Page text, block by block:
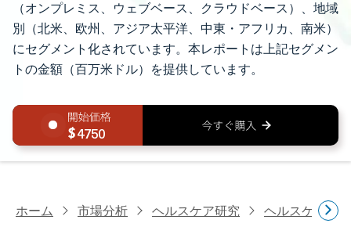
（オンプレミス、ウェブベース、クラウドベース）、地域
別（北米、欧州、アジア太平洋、中東・アフリカ、南米）
にセグメント化されています。本レポートは上記セグメン
トの金額（百万米ドル）を提供しています。
4750
ホーム 市場分析 ヘルスケア研究 ヘルスケアIT